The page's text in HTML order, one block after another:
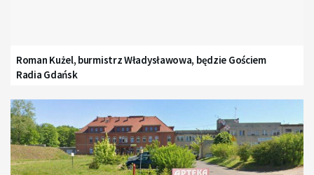
Roman Kużel, burmistrz Władysławowa, będzie Gościem
Radia Gdańsk